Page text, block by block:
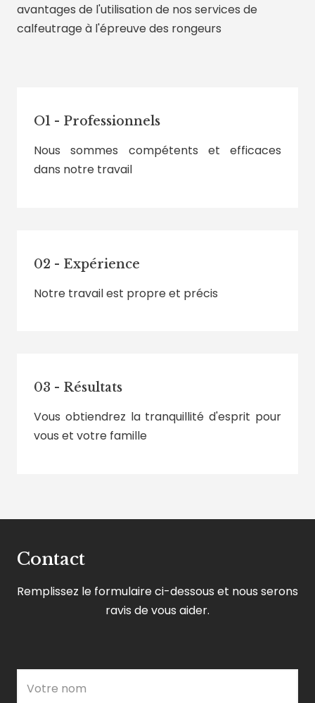
avantages de l'utilisation de nos services de
calfeutrage à l'épreuve des rongeurs
O1 - Professionnels
Nous sommes compétents et efficaces
dans notre travail
02 - Expérience
Notre travail est propre et précis
03 - Résultats
Vous obtiendrez la tranquillité d'esprit pour
vous et votre famille
Contact
Remplissez le formulaire ci-dessous et nous serons
ravis de vous aider.